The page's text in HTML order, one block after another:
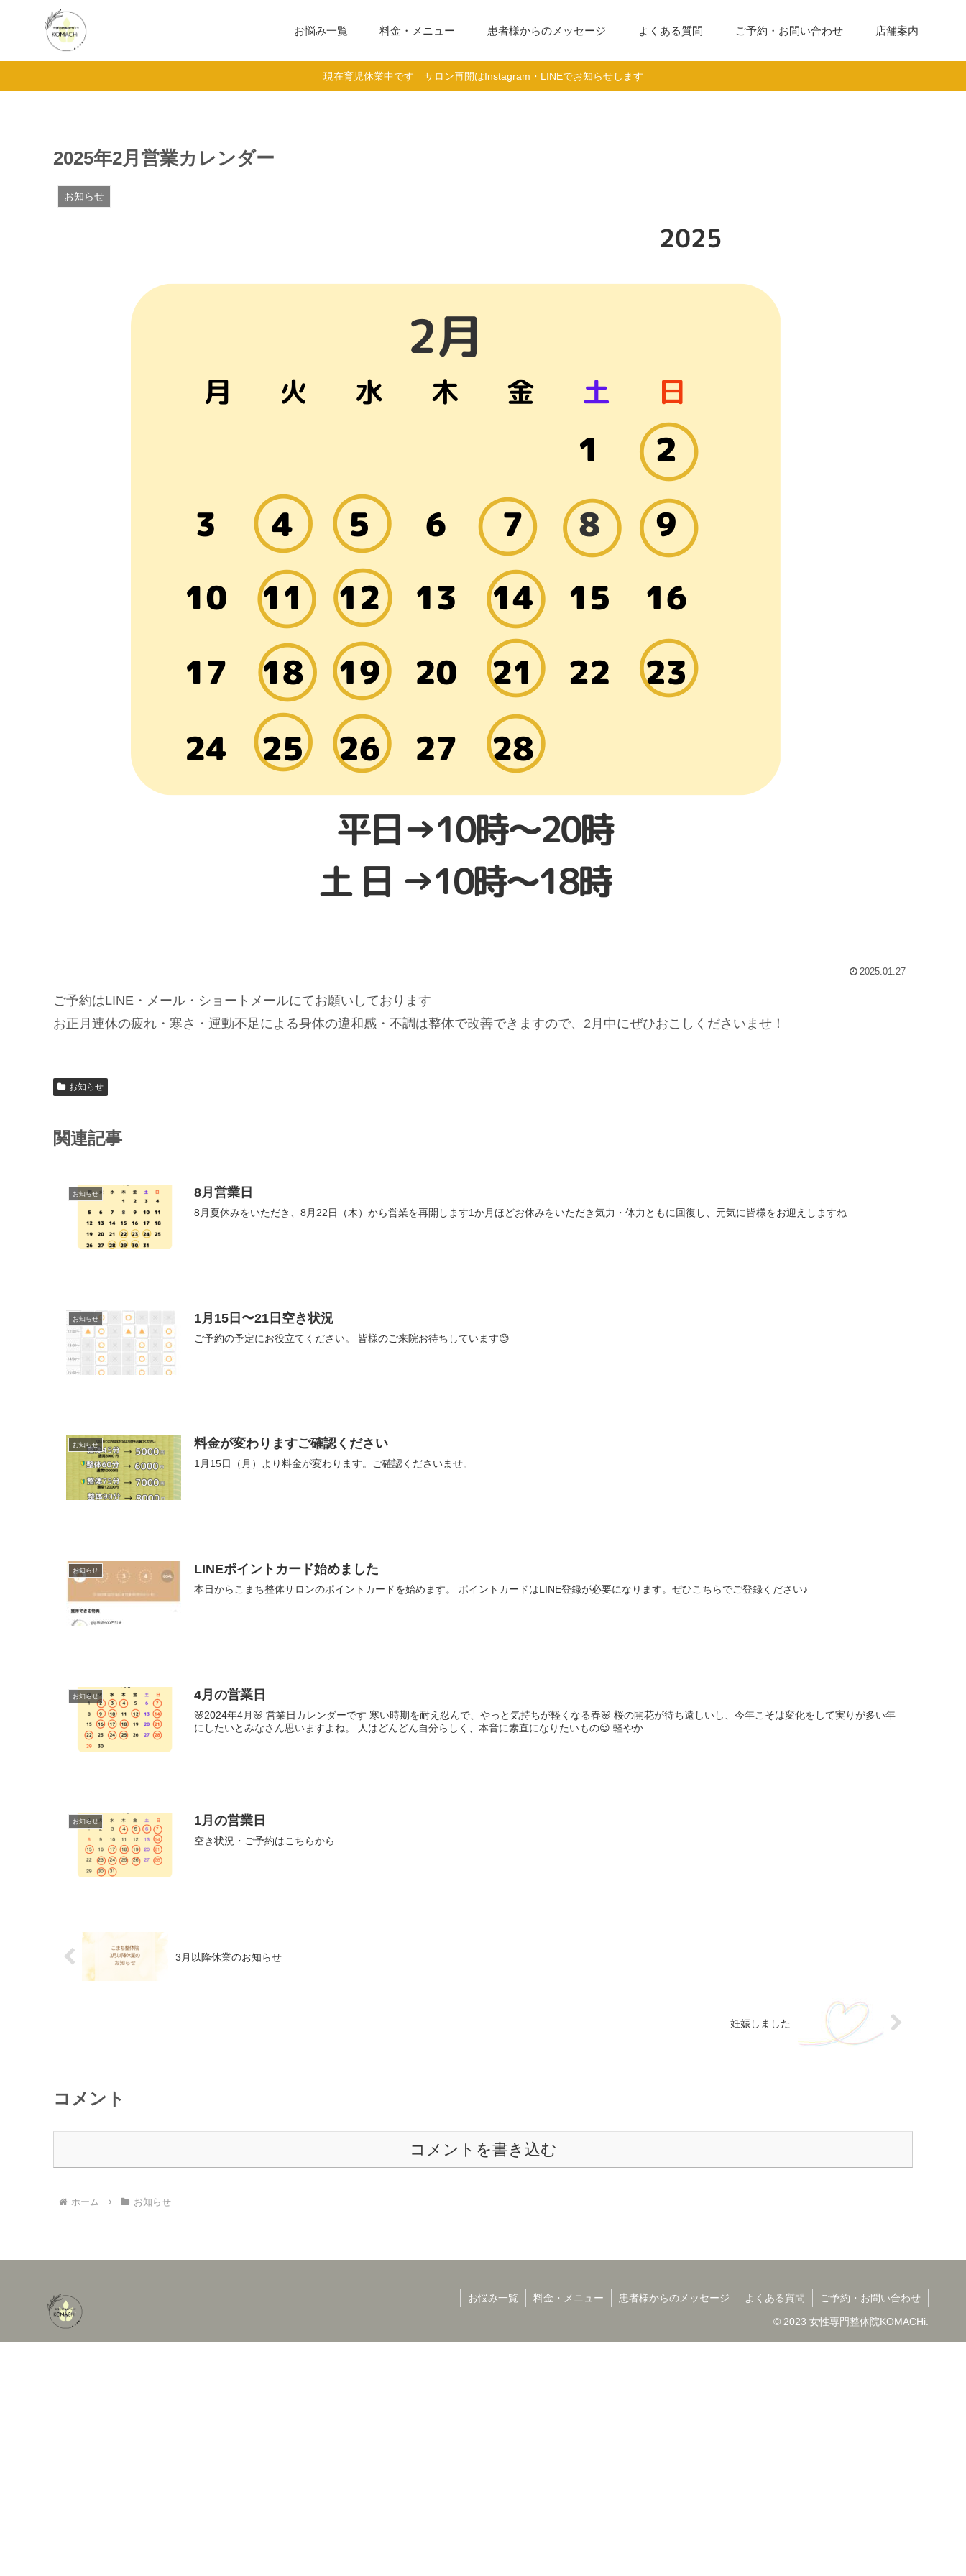
お悩み一覧 料金・メニュー 患者様からのメッセージ よくある質問 ご予約・お問い合わせ 店舗案内
現在育児休業中です サロン再開はInstagram・LINEでお知らせします
2025年2月営業カレンダー
お知らせ
2025.01.27
ご予約はLINE・メール・ショートメールにてお願いしております
お正月連休の疲れ・寒さ・運動不足による身体の違和感・不調は整体で改善できますので、2月中にぜひおこしくださいませ！
お知らせ
関連記事
お知らせ 8月営業日
8月夏休みをいただき、8月22日（木）から営業を再開します1か月ほどお休みをいただき気力・体力ともに回復し、元気に皆様をお迎えしますね
お知らせ 1月15日〜21日空き状況
ご予約の予定にお役立てください。 皆様のご来院お待ちしています😊
お知らせ 料金が変わりますご確認ください
1月15日（月）より料金が変わります。ご確認くださいませ。
お知らせ LINEポイントカード始めました
本日からこまち整体サロンのポイントカードを始めます。 ポイントカードはLINE登録が必要になります。ぜひこちらでご登録ください♪
お知らせ 4月の営業日
🌸2024年4月🌸 営業日カレンダーです 寒い時期を耐え忍んで、やっと気持ちが軽くなる春🌸 桜の開花が待ち遠しいし、今年こそは変化をして実りが多い年
にしたいとみなさん思いますよね。 人はどんどん自分らしく、本音に素直になりたいもの😌 軽やか...
お知らせ 1月の営業日
空き状況・ご予約はこちらから
3月以降休業のお知らせ
妊娠しました
コメント
コメントを書き込む
ホーム お知らせ
お悩み一覧 料金・メニュー 患者様からのメッセージ よくある質問 ご予約・お問い合わせ
© 2023 女性専門整体院KOMACHi.